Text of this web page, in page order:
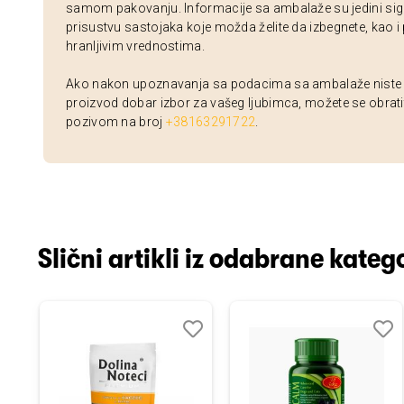
samom pakovanju. Informacije sa ambalaže su jedini
prisustvu sastojaka koje možda želite da izbegnete, kao
hranljivim vrednostima.
Ako nakon upoznavanja sa podacima sa ambalaže niste
proizvod dobar izbor za vašeg ljubimca, možete se
pozivom na broj +38163291722
Slični artikli iz odabrane